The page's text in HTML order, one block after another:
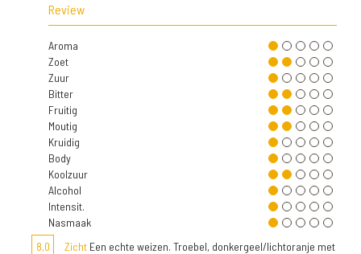
Review
Aroma
Zoet
Zuur
Bitter
Fruitig
Moutig
Kruidig
Body
Koolzuur
Alcohol
Intensit.
Nasmaak
8,0
Zicht Een echte weizen. Troebel, donkergeel/lichtoranje met